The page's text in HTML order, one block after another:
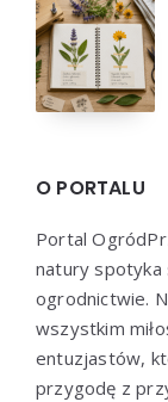
O PORTALU
Portal
natury spotyka
ogrodnictwie.
wszystkim
entuzjastów,
przygodę z